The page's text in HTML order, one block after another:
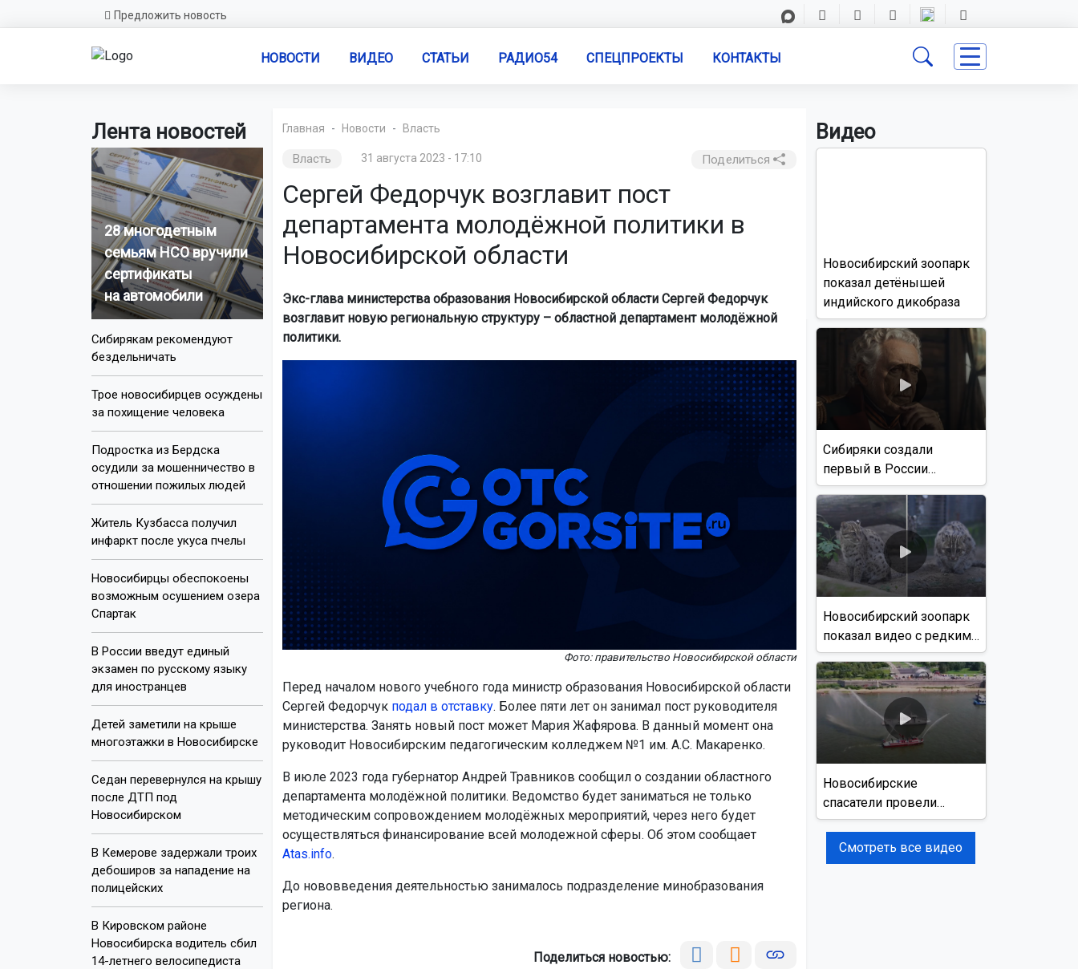
Предложить новость
НОВОСТИ ВИДЕО СТАТЬИ РАДИО54 СПЕЦПРОЕКТЫ КОНТАКТЫ
Лента новостей
28 многодетным
семьям НСО вручили
сертификаты
на автомобили
Сибирякам рекомендуют
бездельничать
Трое новосибирцев осуждены
за похищение человека
Подростка из Бердска
осудили за мошенничество в
отношении пожилых людей
Житель Кузбасса получил
инфаркт после укуса пчелы
Новосибирцы обеспокоены
возможным осушением озера
Спартак
В России введут единый
экзамен по русскому языку
для иностранцев
Детей заметили на крыше
многоэтажки в Новосибирске
Седан перевернулся на крышу
после ДТП под
Новосибирском
В Кемерове задержали троих
дебоширов за нападение на
полицейских
В Кировском районе
Новосибирска водитель сбил
14-летнего велосипедиста
Главная Новости Власть
Власть 31 августа 2023 - 17:10 Поделиться
Сергей Федорчук возглавит пост
департамента молодёжной политики в
Новосибирской области
Экс-глава министерства образования Новосибирской области Сергей Федорчук
возглавит новую региональную структуру – областной департамент молодёжной
политики.
Фото: правительство Новосибирской области
Перед началом нового учебного года министр образования Новосибирской области
Сергей Федорчук подал в отставку. Более пяти лет он занимал пост руководителя
министерства. Занять новый пост может Мария Жафярова. В данный момент она
руководит Новосибирским педагогическим колледжем №1 им. А.С. Макаренко.
В июле 2023 года губернатор Андрей Травников сообщил о создании областного
департамента молодёжной политики. Ведомство будет заниматься не только
методическим сопровождением молодёжных мероприятий, через него будет
осуществляться финансирование всей молодежной сферы. Об этом сообщает
Atas.info.
До нововведения деятельностью занималось подразделение минобразования
региона.
Поделиться новостью:
Видео
Новосибирский зоопарк
показал детёнышей
индийского дикобраза
Сибиряки создали
первый в России
документальный фильм
с использованием ИИ
Новосибирский зоопарк
показал видео с редким
виверровым котом
Новосибирские
спасатели провели
учения на реке Обь
Смотреть все видео